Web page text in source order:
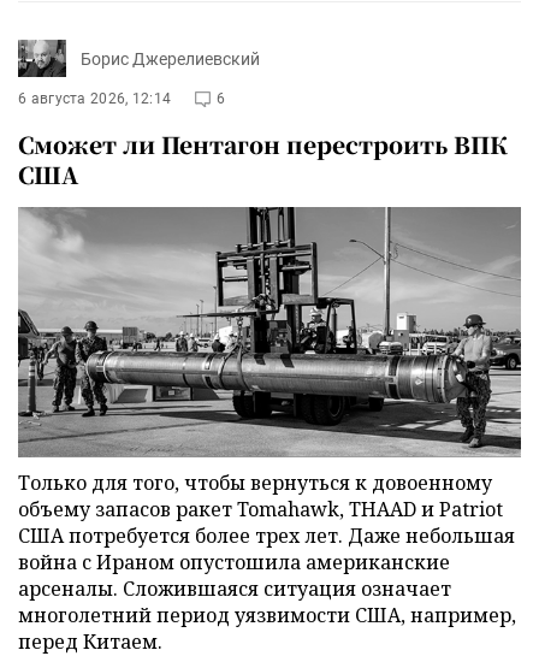
Борис Джерелиевский
6 августа 2026, 12:14 6
Сможет ли Пентагон перестроить ВПК
США
Только для того, чтобы вернуться к довоенному
объему запасов ракет Tomahawk, THAAD и Patriot
США потребуется более трех лет. Даже небольшая
война с Ираном опустошила американские
арсеналы. Сложившаяся ситуация означает
многолетний период уязвимости США, например,
перед Китаем.